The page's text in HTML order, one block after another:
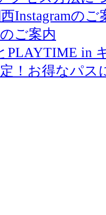
Instagramのご
ご案内
in
！お得なパス